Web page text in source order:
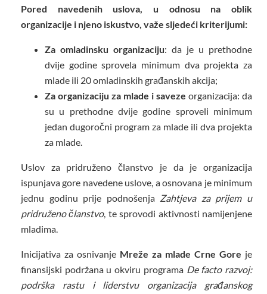
Pored navedenih uslova, u odnosu na oblik
organizacije i njeno iskustvo, važe sljedeći kriterijumi:
Za omladinsku organizaciju: da je u prethodne
dvije godine sprovela minimum dva projekta za
mlade ili 20 omladinskih građanskih akcija;
Za organizaciju za mlade i saveze organizacija: da
su u prethodne dvije godine sproveli minimum
jedan dugoročni program za mlade ili dva projekta
za mlade.
Uslov za pridruženo članstvo je da je organizacija
ispunjava gore navedene uslove, a osnovana je minimum
jednu godinu prije podnošenja Zahtjeva za prijem u
pridruženo članstvo, te sprovodi aktivnosti namijenjene
mladima.
Inicijativa za osnivanje Mreže za mlade Crne Gore je
finansijski podržana u okviru programaDe facto razvoj:
podrška rastu i liderstvu organizacija građanskog